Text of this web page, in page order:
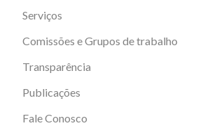
Serviços
Comissões e Grupos de trabalho
Transparência
Publicações
Fale Conosco